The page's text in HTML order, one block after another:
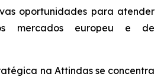
oportunidades para atender
mercados europeu e de
na Attindas se concentra